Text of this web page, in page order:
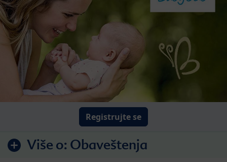
Registrujte se
Više o: Obaveštenja